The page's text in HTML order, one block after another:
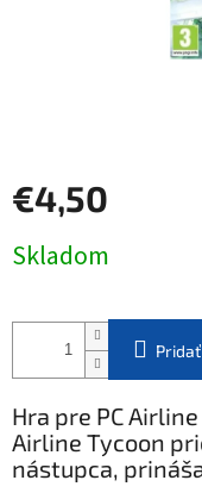
€4,50
cena:
Skladom
Hra pre PC
Airline Tycoon
nástupca,